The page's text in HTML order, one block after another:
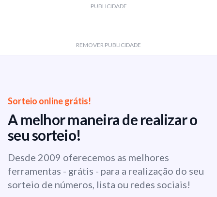
PUBLICIDADE
REMOVER PUBLICIDADE
Sorteio online grátis!
A melhor maneira de realizar o
seu sorteio!
Desde 2009 oferecemos as melhores
ferramentas - grátis - para a realização do seu
sorteio de números, lista ou redes sociais!